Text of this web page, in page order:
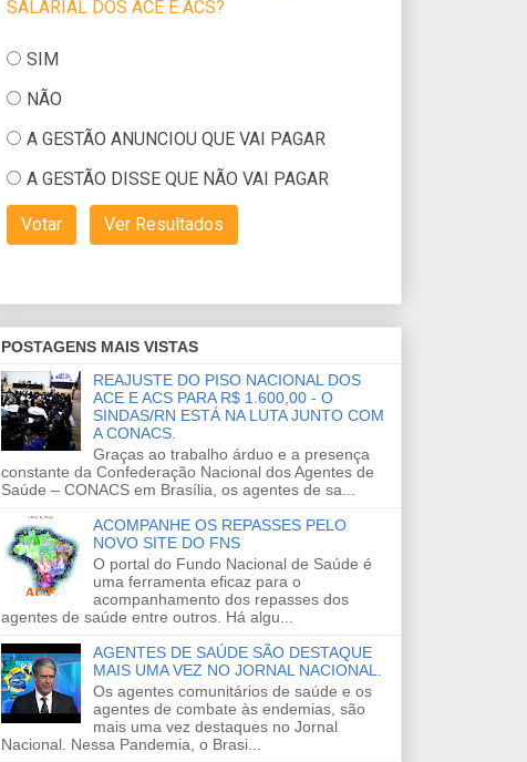
POSTAGENS MAIS VISTAS
REAJUSTE DO PISO NACIONAL DOS
ACE E ACS PARA R$ 1.600,00 - O
SINDAS/RN ESTÁ NA LUTA JUNTO COM
A CONACS.
Graças ao trabalho árduo e a presença
constante da Confederação Nacional dos Agentes de
Saúde – CONACS em Brasília, os agentes de sa...
ACOMPANHE OS REPASSES PELO
NOVO SITE DO FNS
O portal do Fundo Nacional de Saúde é
uma ferramenta eficaz para o
acompanhamento dos repasses dos
agentes de saúde entre outros. Há algu...
AGENTES DE SAÚDE SÃO DESTAQUE
MAIS UMA VEZ NO JORNAL NACIONAL.
Os agentes comunitários de saúde e os
agentes de combate às endemias, são
mais uma vez destaques no Jornal
Nacional. Nessa Pandemia, o Brasi...